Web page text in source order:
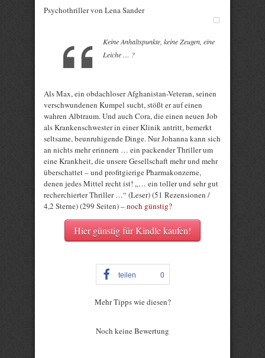
Psychothriller von Lena Sander
Keine Anhaltspunkte, keine Zeugen, eine
Leiche … ?
Als Max, ein obdachloser Afghanistan-Veteran, seinen
verschwundenen Kumpel sucht, stößt er auf einen
wahren Albtraum. Und auch Cora, die einen neuen Job
als Krankenschwester in einer Klinik antritt, bemerkt
seltsame, beunruhigende Dinge. Nur Johanna kann sich
an nichts mehr erinnern … ein packender Thriller um
eine Krankheit, die unsere Gesellschaft mehr und mehr
überschattet – und profitgierige Pharmakonzerne,
denen jedes Mittel recht ist! „… ein toller und sehr gut
recherchierter Thriller …“ (Leser) (51 Rezensionen /
4,2 Sterne) (299 Seiten) –noch günstig?
Hier günstig für Kindle kaufen!
teilen 0
Mehr Tipps wie diesen?
Noch keine Bewertung